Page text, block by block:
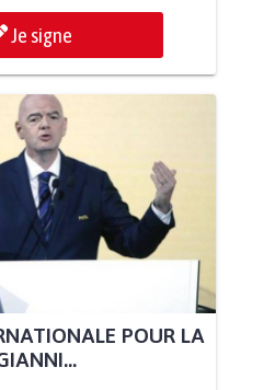
Je signe
POUR LA